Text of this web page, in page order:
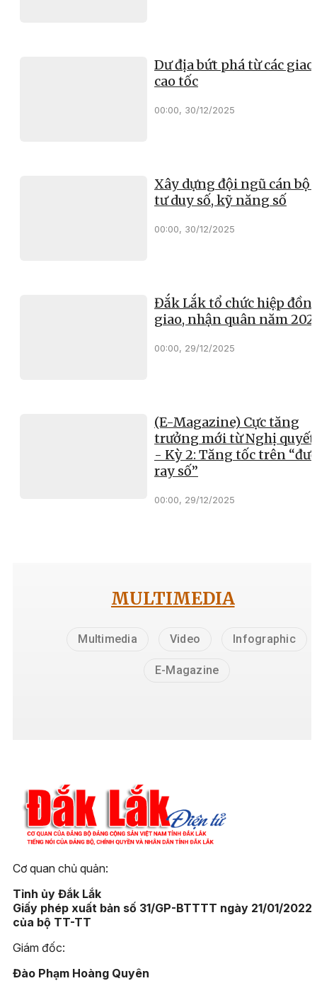
Dư địa bứt phá từ các
cao tốc
00:00, 30/12/2025
Xây dựng đội ngũ cán bộ
tư duy số, kỹ năng số
00:00, 30/12/2025
Đắk Lắk tổ chức hiệp
giao, nhận quân năm
00:00, 29/12/2025
(E-Magazine) Cực tăng
trưởng mới từ Nghị quyết
- Kỳ 2: Tăng tốc trên
ray số”
00:00, 29/12/2025
MULTIMEDIA
Multimedia Video Infographic
E-Magazine
Cơ quan chủ quản:
Tỉnh ủy Đắk Lắk
Giấy phép xuất bản số 31/GP-BTTTT ngày 21/01/2022
của bộ TT-TT
Giám đốc:
Đào Phạm Hoàng Quyên